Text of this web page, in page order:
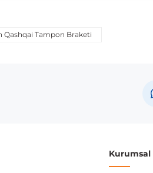
aynı model yılı içerisinde farklı
Qashqai Tampon Braketi